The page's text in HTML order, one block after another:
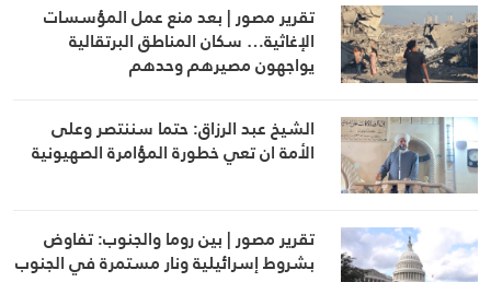
تقرير مصور | بعد منع عمل المؤسسات
الإغاثية… سكان المناطق البرتقالية
يواجهون مصيرهم وحدهم
الشيخ عبد الرزاق: حتما سننتصر وعلى
الأمة ان تعي خطورة المؤامرة الصهيونية
تقرير مصور | بين روما والجنوب: تفاوض
بشروط إسرائيلية ونار مستمرة في الجنوب